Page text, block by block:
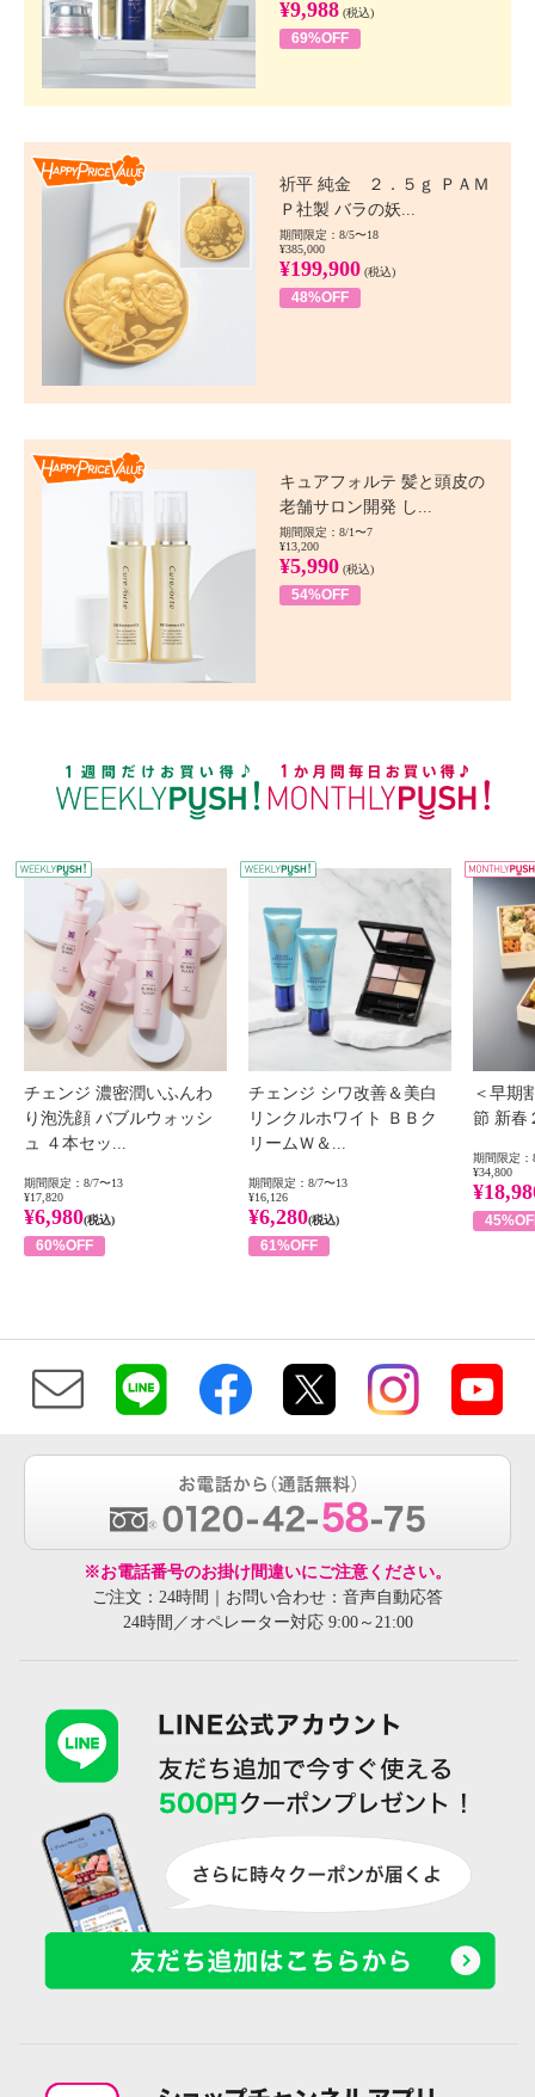
¥9,988 (税込)
69%OFF
祈平 純金 ２．５ｇ ＰＡＭ
Ｐ社製 バラの妖...
期間限定：8/5〜18
¥385,000
¥199,900 (税込)
48%OFF
キュアフォルテ 髪と頭皮の
老舗サロン開発 し...
期間限定：8/1〜7
¥13,200
¥5,990 (税込)
54%OFF
WEEKLY PUSH
チェンジ 濃密潤いふんわ
り泡洗顔 バブルウォッシ
ュ ４本セッ...
期間限定：8/7〜13
¥17,820
¥6,980(税込)
60%OFF
チェンジ シワ改善＆美白
リンクルホワイト ＢＢク
リームＷ＆...
期間限定：8/7〜13
¥16,126
¥6,280(税込)
61%OFF
＜早期
節 新春
期間限定：
¥34,800
※お電話番号のお掛け間違いにご注意ください。
ご注文：24時間｜お問い合わせ：音声自動応答
24時間／オペレーター対応 9:00～21:00